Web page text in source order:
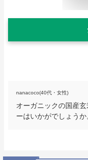
nanacoco(40代・女性)
オーガニックの国産
ーはいかがでしょう